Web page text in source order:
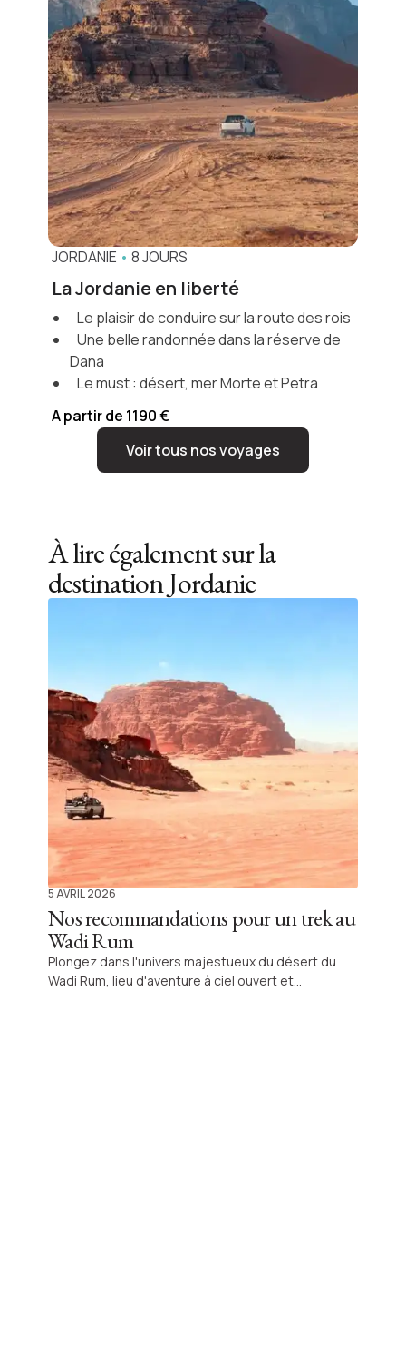
JORDANIE • 8 JOURS
La Jordanie en liberté
Le plaisir de conduire sur la route des rois
Une belle randonnée dans la réserve de
Dana
Le must : désert, mer Morte et Petra
A partir de 1190 €
Voir tous nos voyages
À lire également sur la
destinationJordanie
5 AVRIL 2026
Nos recommandations pour un trek au
Wadi Rum
Plongez dans l'univers majestueux du désert du
Wadi Rum, lieu d'aventure à ciel ouvert et